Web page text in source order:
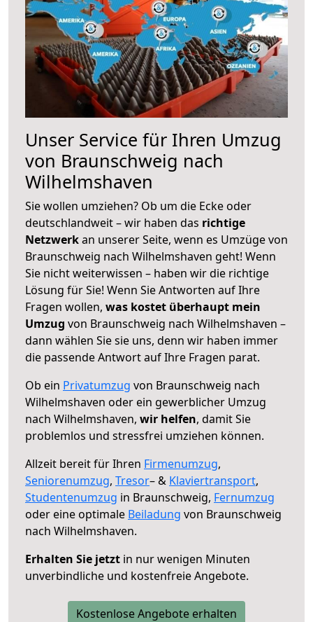
Unser Service für Ihren Umzug
von Braunschweig nach
Wilhelmshaven
Sie wollen umziehen? Ob um die Ecke oder
deutschlandweit – wir haben das richtige
Netzwerkan unserer Seite, wenn es Umzüge von
Braunschweig nach Wilhelmshaven geht! Wenn
Sie nicht weiterwissen – haben wir die richtige
Lösung für Sie! Wenn Sie Antworten auf Ihre
Fragen wollen, was kostet überhaupt mein
Umzug von Braunschweig nach Wilhelmshaven –
dann wählen Sie sie uns, denn wir haben immer
die passende Antwort auf Ihre Fragen parat.
Ob ein Privatumzug von Braunschweig nach
Wilhelmshaven oder ein gewerblicher Umzug
nach Wilhelmshaven, wir helfen, damit Sie
problemlos und stressfrei umziehen können.
Allzeit bereit für Ihren Firmenumzug,
Seniorenumzug, Tresor– & Klaviertransport,
Studentenumzug in Braunschweig, Fernumzug
oder eine optimale Beiladung von Braunschweig
nach Wilhelmshaven.
Erhalten Sie jetzt in nur wenigen Minuten
unverbindliche und kostenfreie Angebote.
Kostenlose Angebote erhalten